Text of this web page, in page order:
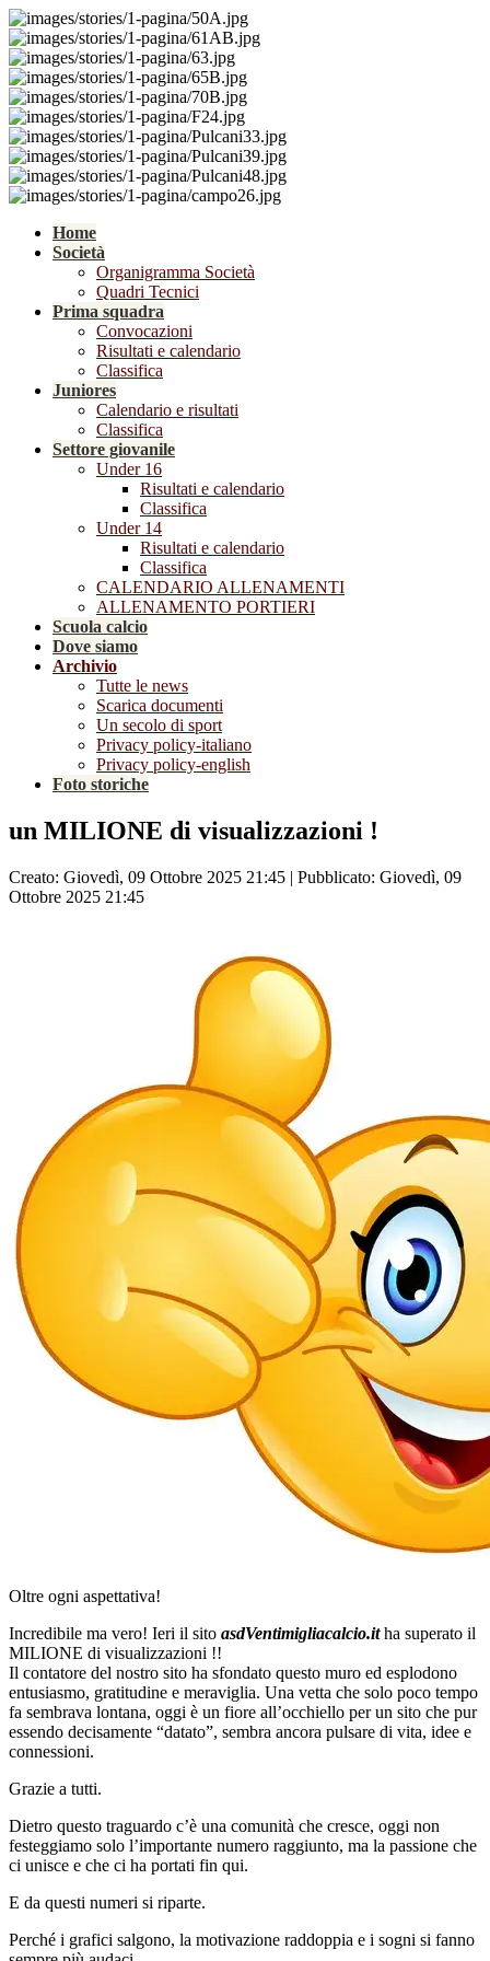
Home
Società
Organigramma Società
Quadri Tecnici
Prima squadra
Convocazioni
Risultati e calendario
Classifica
Juniores
Calendario e risultati
Classifica
Settore giovanile
Under 16
Risultati e calendario
Classifica
Under 14
Risultati e calendario
Classifica
CALENDARIO ALLENAMENTI
ALLENAMENTO PORTIERI
Scuola calcio
Dove siamo
Archivio
Tutte le news
Scarica documenti
Un secolo di sport
Privacy policy-italiano
Privacy policy-english
Foto storiche
un MILIONE di visualizzazioni !
Creato: Giovedì, 09 Ottobre 2025 21:45 | Pubblicato: Giovedì, 09
Ottobre 2025 21:45
Oltre ogni aspettativa!
Incredibile ma vero! Ieri il sito asdVentimigliacalcio.itha superato il
MILIONE di visualizzazioni !!
Il contatore del nostro sito ha sfondato questo muro ed esplodono
entusiasmo, gratitudine e meraviglia. Una vetta che solo poco tempo
fa sembrava lontana, oggi è un fiore all’occhiello per un sito che pur
essendo decisamente “datato”, sembra ancora pulsare di vita, idee e
connessioni.
Grazie a tutti.
Dietro questo traguardo c’è una comunità che cresce, oggi non
festeggiamo solo l’importante numero raggiunto, ma la passione che
ci unisce e che ci ha portati fin qui.
E da questi numeri si riparte.
Perché i grafici salgono, la motivazione raddoppia e i sogni si fanno